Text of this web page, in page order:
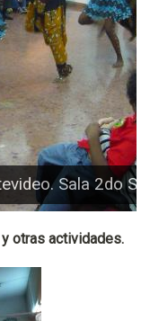
Sala 2do
otras actividades.